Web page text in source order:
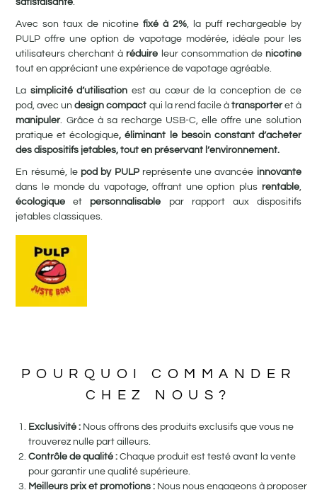
Avec son taux de nicotinefixé à 2%, la puff rechargeable by
PULP offre une option de vapotage modérée, idéale pour les
utilisateurs cherchant à réduire leur consommation de nicotine
tout en appréciant une expérience de vapotage agréable.
La simplicité d’utilisation est au cœur de la conception de ce
pod, avec undesign compact qui la rend facile à transporteret à
manipuler. Grâce à sa recharge USB-C, elle offre une solution
pratique et écologique, éliminant
le besoin constant d’acheter
des dispositifs jetables, tout en préservant l’environnement.
En résumé, lepod by PULPreprésente une avancée innovante
dans le monde du vapotage, offrant une option plus rentable,
écologique et personnalisable par rapport aux dispositifs
jetables classiques.
POURQUOI COMMANDER
CHEZ NOUS?
Exclusivité : Nous offrons des produits exclusifs que vous ne
trouverez nulle part ailleurs.
Contrôle de qualité : Chaque produit est testé avant la vente
pour garantir une qualité supérieure.
Meilleurs prix et promotions : Nous nous engageons à proposer